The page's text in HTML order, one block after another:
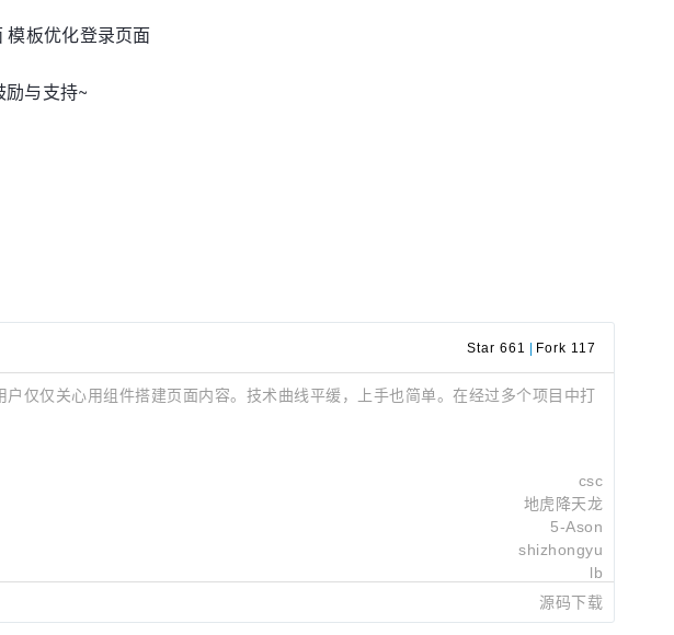
模板优化登录页面
与支持~
Star 661 Fork 117
仅仅关心用组件搭建页面内容。技术曲线平缓，上手也简单。在经过多个项目中打
csc
地虎降天龙
5-Ason
shizhongyu
lb
源码下载